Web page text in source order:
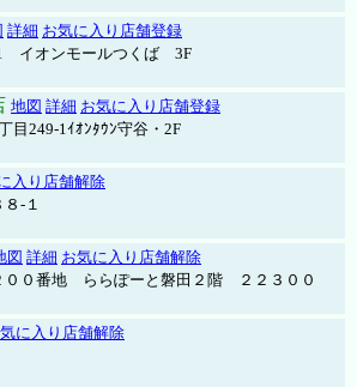
詳細 お気に入り店舗登録
イオンモールつくば 3F
地図 詳細 お気に入り店舗登録
目249-1ｲｵﾝﾀｳﾝ守谷・2F
入り店舗解除
-１
図 詳細 お気に入り店舗解除
００番地 ららぽーと磐田２階 ２２３００
に入り店舗解除